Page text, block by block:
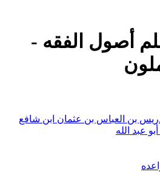
أصول الفقه -
بن العباس بن عثمان ابن شافع
عبد الله